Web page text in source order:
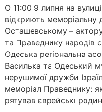
О 11:00 9 липня на
відкриють меморіальну
Осташевському –
та Праведнику народів
Одеська регіональна
Василька та Одеський
нерушимої дружби
меморіал Праведнику:
рятував єврейські